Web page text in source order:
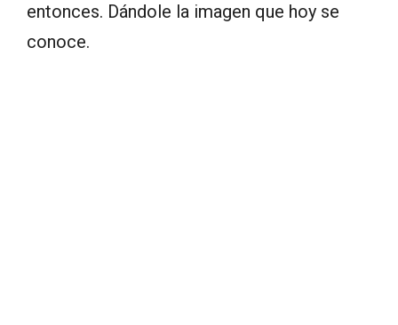
entonces. Dándole la imagen que hoy se
conoce.